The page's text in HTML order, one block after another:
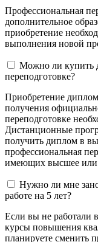
Профессиональная
дополнительное
приобретение
выполнения новой
Можно ли купить
переподготовке?
Приобретение
получения
переподготовке
Дистанционные
получить диплом в
профессиональная
имеющих высшее или
Нужно ли мне
работе на 5 лет?
Если вы не работали
курсы повышения
планируете сменить